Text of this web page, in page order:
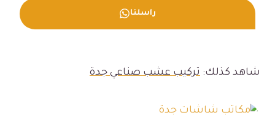
راسلنا
شاهد كذلك: تركيب عشب صناعي جدة